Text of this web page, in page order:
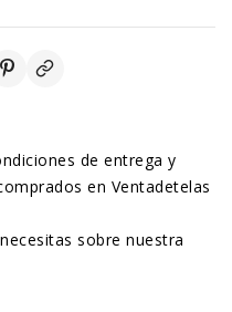
de entrega y
en Ventadetelas
sobre nuestra